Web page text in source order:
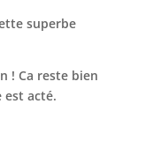
superbe
! Ca reste bien
est acté.